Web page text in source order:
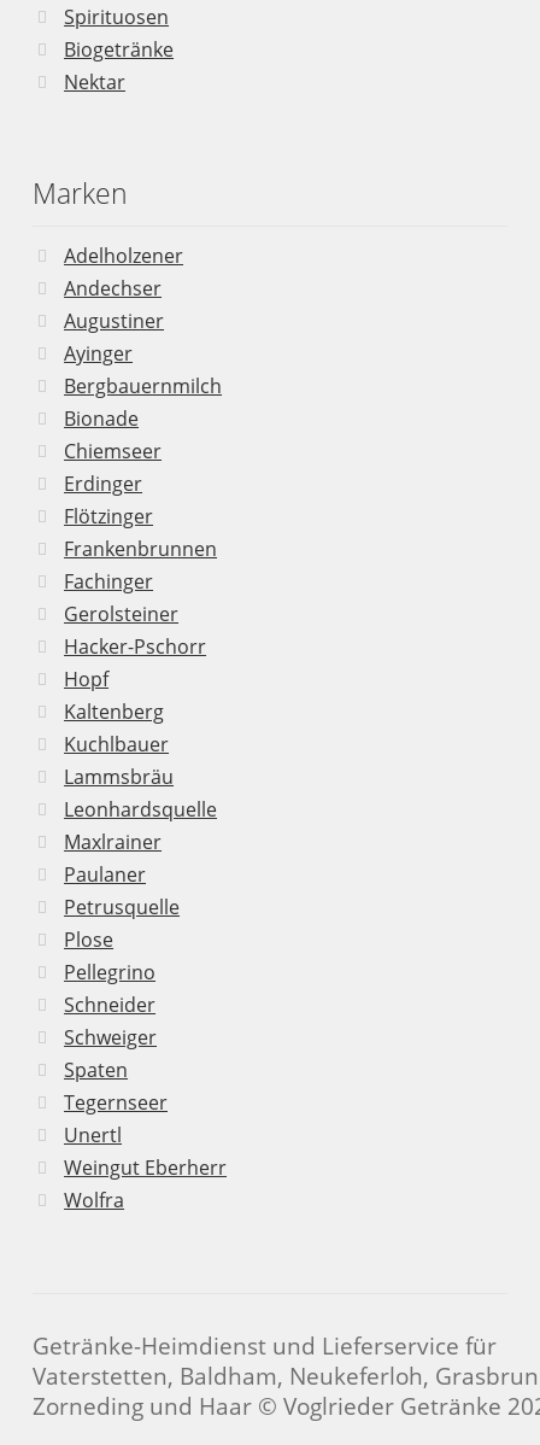
Spirituosen
Biogetränke
Nektar
Marken
Adelholzener
Andechser
Augustiner
Ayinger
Bergbauernmilch
Bionade
Chiemseer
Erdinger
Flötzinger
Frankenbrunnen
Fachinger
Gerolsteiner
Hacker-Pschorr
Hopf
Kaltenberg
Kuchlbauer
Lammsbräu
Leonhardsquelle
Maxlrainer
Paulaner
Petrusquelle
Plose
Pellegrino
Schneider
Schweiger
Spaten
Tegernseer
Unertl
Weingut Eberherr
Wolfra
Getränke-Heimdienst und Lieferservice für
Vaterstetten, Baldham, Neukeferloh,
Zorneding und Haar © Voglrieder Getränke